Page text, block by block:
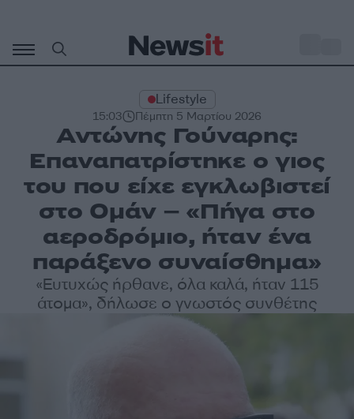
περιεχόμενο
Lifestyle
15:03 Πέμπτη 5 Μαρτίου 2026
Αντώνης Γούναρης:
Επαναπατρίστηκε ο γιος
του που είχε εγκλωβιστεί
στο Ομάν – «Πήγα στο
αεροδρόμιο, ήταν ένα
παράξενο συναίσθημα»
«Ευτυχώς ήρθανε, όλα καλά, ήταν 115
άτομα», δήλωσε ο γνωστός συνθέτης